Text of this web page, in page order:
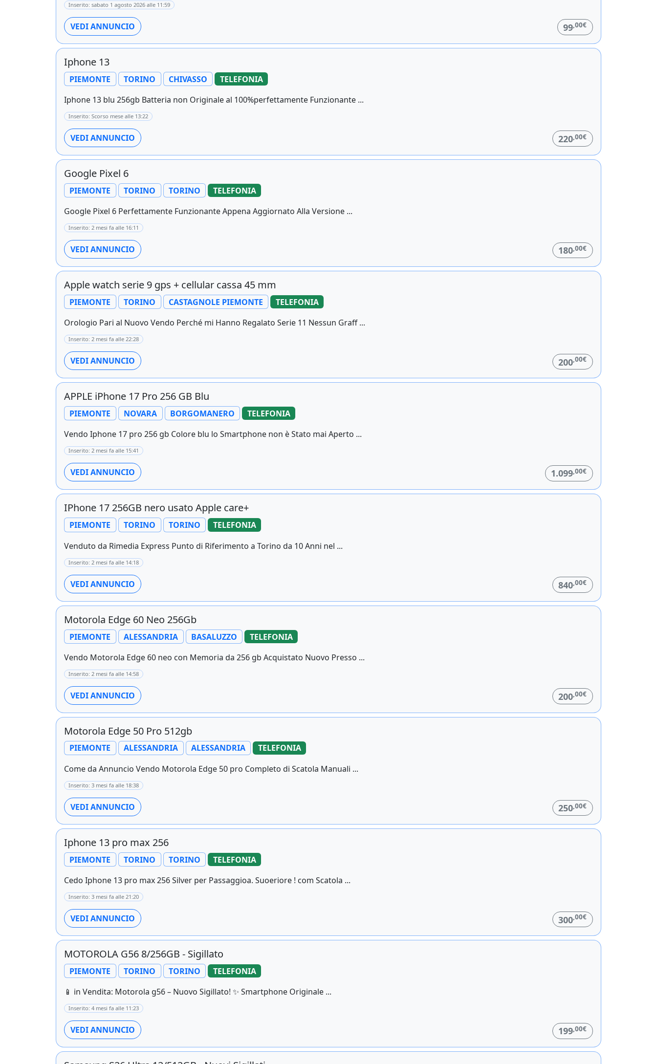
Inserito: sabato 1 agosto 2026 alle 11:59
VEDI ANNUNCIO 99,00€
Iphone 13
PIEMONTE TORINO CHIVASSO
TELEFONIA
Iphone 13 blu 256gb Batteria non Originale al 100%perfettamente Funzionante ...
Inserito: Scorso mese alle 13:22
VEDI ANNUNCIO 220 ,00€
Google Pixel 6
PIEMONTE TORINO TORINO
TELEFONIA
Google Pixel 6 Perfettamente Funzionante Appena Aggiornato Alla Versione ...
Inserito: 2 mesi fa alle 16:11
VEDI ANNUNCIO 180 ,00€
Apple watch serie 9 gps + cellular cassa 45 mm
PIEMONTE TORINO CASTAGNOLE PIEMONTE
TELEFONIA
Orologio Pari al Nuovo Vendo Perché mi Hanno Regalato Serie 11 Nessun Graff ...
Inserito: 2 mesi fa alle 22:28
VEDI ANNUNCIO 200,00€
APPLE iPhone 17 Pro 256 GB Blu
PIEMONTE NOVARA BORGOMANERO
TELEFONIA
Vendo Iphone 17 pro 256 gb Colore blu lo Smartphone non è Stato mai Aperto ...
Inserito: 2 mesi fa alle 15:41
VEDI ANNUNCIO 1.099 ,00€
IPhone 17 256GB nero usato Apple care+
PIEMONTE TORINO TORINO
TELEFONIA
Venduto da Rimedia Express Punto di Riferimento a Torino da 10 Anni nel ...
Inserito: 2 mesi fa alle 14:18
VEDI ANNUNCIO 840,00€
Motorola Edge 60 Neo 256Gb
PIEMONTE ALESSANDRIA BASALUZZO
TELEFONIA
Vendo Motorola Edge 60 neo con Memoria da 256 gb Acquistato Nuovo Presso ...
Inserito: 2 mesi fa alle 14:58
VEDI ANNUNCIO 200,00€
Motorola Edge 50 Pro 512gb
PIEMONTE ALESSANDRIA ALESSANDRIA
TELEFONIA
Come da Annuncio Vendo Motorola Edge 50 pro Completo di Scatola Manuali ...
Inserito: 3 mesi fa alle 18:38
VEDI ANNUNCIO 250 ,00€
Iphone 13 pro max 256
PIEMONTE TORINO TORINO
TELEFONIA
Cedo Iphone 13 pro max 256 Silver per Passaggioa. Suoeriore ! com Scatola ...
Inserito: 3 mesi fa alle 21:20
VEDI ANNUNCIO 300,00€
MOTOROLA G56 8/256GB - Sigillato
PIEMONTE TORINO TORINO
TELEFONIA
📱 in Vendita: Motorola g56 – Nuovo Sigillato! ✨ Smartphone Originale ...
Inserito: 4 mesi fa alle 11:23
VEDI ANNUNCIO 199 ,00€